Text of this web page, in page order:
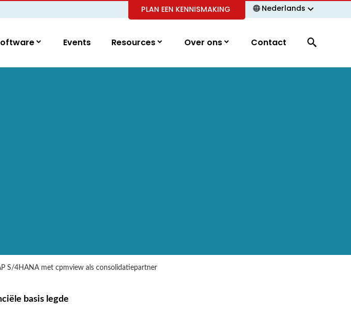
PLAN EEN KENNISMAKING Nederlands
Events Resources Over ons Contact
S/4HANA met cpmview als consolidatiepartner
basis legde